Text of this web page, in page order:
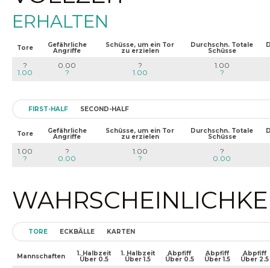
ERHALTEN
Tore Gefährliche
Angriffe
Schüsse, um ein Tor
zu erzielen
Durchschn. Totale
Schüsse
?
1.00
0.00
?
?
1.00
1.00
?
FIRST-HALF SECOND-HALF
Tore Gefährliche
Angriffe
Schüsse, um ein Tor
zu erzielen
Durchschn. Totale
Schüsse
1.00
?
?
0.00
1.00
?
?
0.00
TORE ECKBÄLLE KARTEN
Mannschaften 1. Halbzeit
Über 0.5
1. Halbzeit
Über 1.5
Abpfiff
Über 0.5
Abpfiff
Über 1.5
Abpfiff
Über 2.5